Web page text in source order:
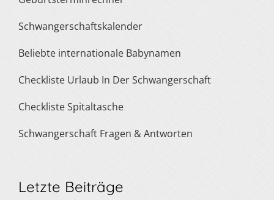
Schwangerschaftskalender
Beliebte internationale Babynamen
Checkliste Urlaub In Der Schwangerschaft
Checkliste Spitaltasche
Schwangerschaft Fragen & Antworten
Letzte Beiträge